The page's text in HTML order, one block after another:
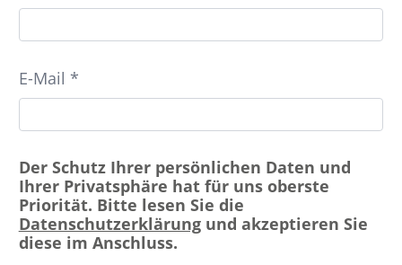
E-Mail *
Der Schutz Ihrer persönlichen Daten und
Ihrer Privatsphäre hat für uns oberste
Priorität. Bitte lesen Sie die
Datenschutzerklärungund akzeptieren Sie
diese im Anschluss.